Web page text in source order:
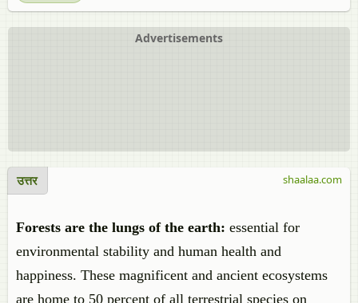
Advertisements
उत्तर
Forests are the lungs of the earth: essential for
environmental stability and human health and
happiness. These magnificent and ancient ecosystems
are home to 50 percent of all terrestrial species on
shaalaa.com